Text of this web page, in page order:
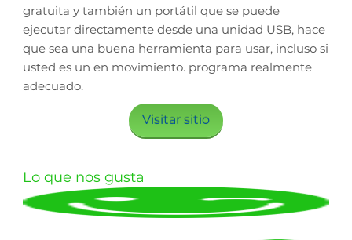
gratuita y también un portátil que se puede
ejecutar directamente desde una unidad USB, hace
que sea una buena herramienta para usar, incluso si
usted es un en movimiento. programa realmente
adecuado.
Visitar sitio
Lo que nos gusta